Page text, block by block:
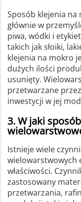
Sposób klejenia
głównie w
piwa, wódki i
takich jak słoiki,
klejenia na mokro
dużych ilości
usunięty.
przetwarzane
inwestycji w jej
3. W jaki
Istnieje wiele
wielowarstwowych
właściwości.
zastosowany
przetwarzania,